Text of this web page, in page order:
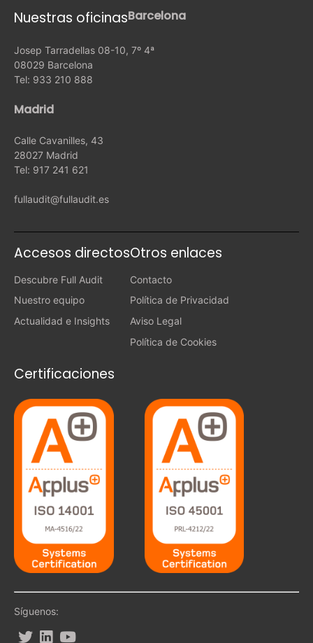
Nuestras oficinasBarcelona
Josep Tarradellas 08-10, 7º 4ª
08029 Barcelona
Tel: 933 210 888
Madrid
Calle Cavanilles, 43
28027 Madrid
Tel: 917 241 621
fullaudit@fullaudit.es
Accesos directos
Descubre Full Audit
Nuestro equipo
Actualidad e Insights
Otros enlaces
Contacto
Política de Privacidad
Aviso Legal
Política de Cookies
Certificaciones
Síguenos: